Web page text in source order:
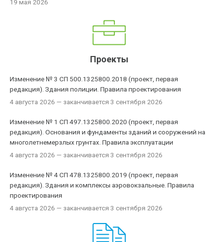
19 мая 2026
Проекты
Изменение № 3 СП 500.1325800.2018 (проект, первая
редакция). Здания полиции. Правила проектирования
4 августа 2026 — заканчивается 3 сентября 2026
Изменение № 1 СП 497.1325800.2020 (проект, первая
редакция). Основания и фундаменты зданий и сооружений на
многолетнемерзлых грунтах. Правила эксплуатации
4 августа 2026 — заканчивается 3 сентября 2026
Изменение № 4 СП 478.1325800.2019 (проект, первая
редакция). Здания и комплексы аэровокзальные. Правила
проектирования
4 августа 2026 — заканчивается 3 сентября 2026